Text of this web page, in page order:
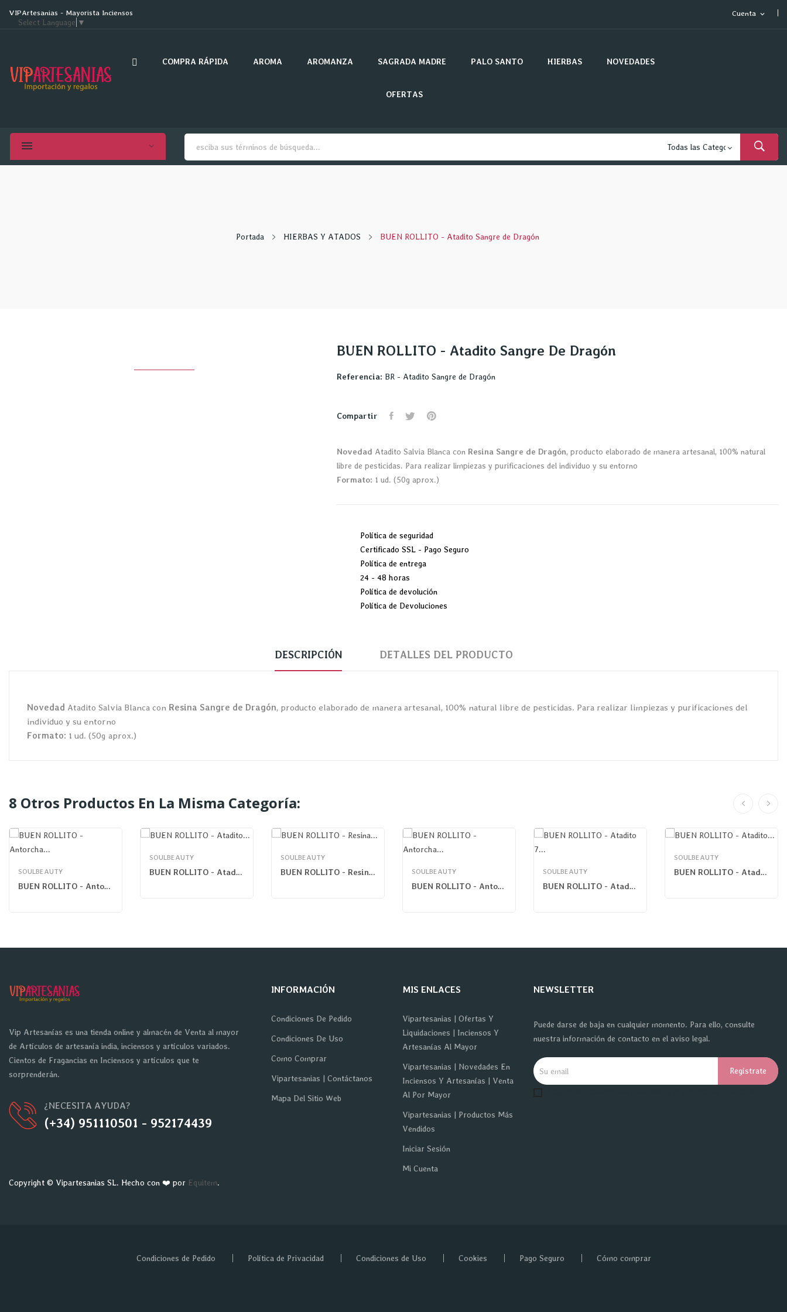
VIPArtesanias - Mayorista Inciensos Cuenta expand_more
Select Language ▼
COMPRA RÁPIDA AROMA AROMANZA SAGRADA MADRE PALO SANTO HIERBAS NOVEDADES
OFERTAS
Portada HIERBAS Y ATADOS BUEN ROLLITO - Atadito Sangre de Dragón
BUEN ROLLITO - Atadito Sangre De Dragón
Referencia: BR - Atadito Sangre de Dragón
Compartir
Novedad Atadito Salvia Blanca con Resina Sangre de Dragón, producto elaborado de manera artesanal, 100% natural
libre de pesticidas. Para realizar limpiezas y purificaciones del individuo y su entorno
Formato: 1 ud. (50g aprox.)
Política de seguridad
Certificado SSL - Pago Seguro
Política de entrega
24 - 48 horas
Política de devolución
Política de Devoluciones
DESCRIPCIÓN DETALLES DEL PRODUCTO
Novedad Atadito Salvia Blanca con Resina Sangre de Dragón, producto elaborado de manera artesanal, 100% natural libre de pesticidas. Para realizar limpiezas y purificaciones del
individuo y su entorno
Formato: 1 ud. (50g aprox.)
8 Otros Productos En La Misma Categoría:
SOULBEAUTY
BUEN ROLLITO - Antorcha Salvia Blanca Californiana
SOULBEAUTY
BUEN ROLLITO - Atadito Yerba Santa Blanca
SOULBEAUTY
BUEN ROLLITO - Resina Virgen Gum Damar SOULBEAUTY
BUEN ROLLITO - Antorcha Sangre De Dragón
SOULBEAUTY
BUEN ROLLITO - Atadito 7 Chakras
SOULBEAUTY
BUEN ROLLITO - Atadito Lavanda Mediterránea
Vip Artesanías es una tienda online y almacén de Venta al mayor
de Artículos de artesanía india, inciensos y artículos variados.
Cientos de Fragancias en Inciensos y artículos que te
sorprenderán.
¿NECESITA AYUDA?
(+34) 951110501 - 952174439
INFORMACIÓN
Condiciones De Pedido
Condiciones De Uso
Como Comprar
Vipartesanias | Contáctanos
Mapa Del Sitio Web
MIS ENLACES
Vipartesanias | Ofertas Y
Liquidaciones | Inciensos Y
Artesanías Al Mayor
Vipartesanias | Novedades En
Inciensos Y Artesanías | Venta
Al Por Mayor
Vipartesanias | Productos Más
Vendidos
Iniciar Sesión
Mi Cuenta
NEWSLETTER
Puede darse de baja en cualquier momento. Para ello, consulte
nuestra información de contacto en el aviso legal.
Copyright © Vipartesanias SL. Hecho con ❤️ por Equitem.
Condiciones de Pedido Política de Privacidad Condiciones de Uso Cookies Pago Seguro Cómo comprar